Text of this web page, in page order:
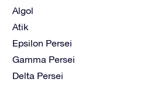
Algol
Atik
Epsilon Persei
Gamma Persei
Delta Persei